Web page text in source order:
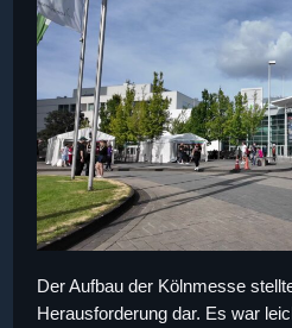
Der Aufbau der Kölnmesse
Herausforderung dar. Es war